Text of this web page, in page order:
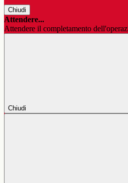
Chiudi
Attendere...
Attendere il completamento
Chiudi